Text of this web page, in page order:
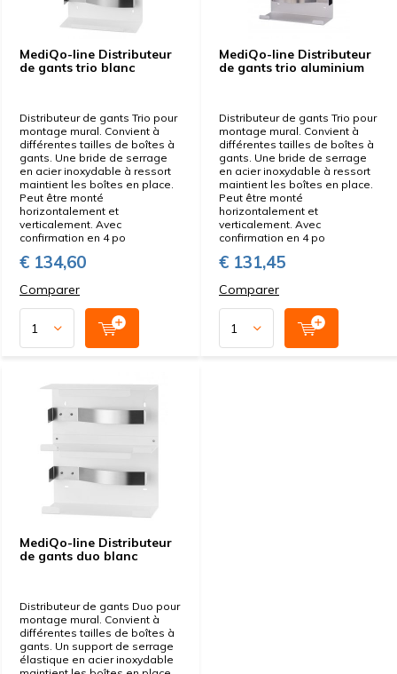
MediQo-line Distributeur
de gants trio blanc
Distributeur de gants Trio pour
montage mural. Convient à
différentes tailles de boîtes à
gants. Une bride de serrage
en acier inoxydable à ressort
maintient les boîtes en place.
Peut être monté
horizontalement et
verticalement. Avec
confirmation en 4 po
€ 134,60
Comparer
MediQo-line Distributeur
de gants trio aluminium
Distributeur de gants Trio pour
montage mural. Convient à
différentes tailles de boîtes à
gants. Une bride de serrage
en acier inoxydable à ressort
maintient les boîtes en place.
Peut être monté
horizontalement et
verticalement. Avec
confirmation en 4 po
€ 131,45
Comparer
MediQo-line Distributeur
de gants duo blanc
Distributeur de gants Duo pour
montage mural. Convient à
différentes tailles de boîtes à
gants. Un support de serrage
élastique en acier inoxydable